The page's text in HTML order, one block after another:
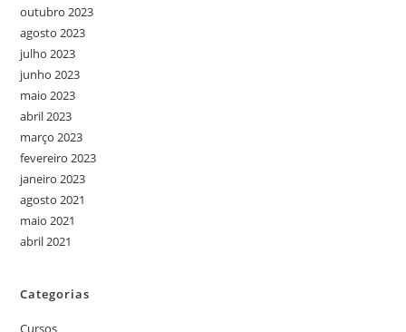
outubro 2023
agosto 2023
julho 2023
junho 2023
maio 2023
abril 2023
março 2023
fevereiro 2023
janeiro 2023
agosto 2021
maio 2021
abril 2021
Categorias
Cursos